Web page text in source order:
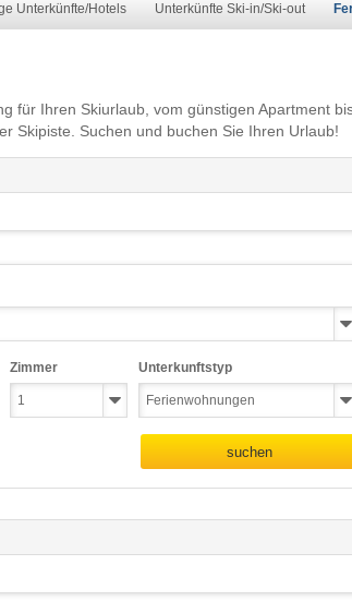
Unterkünfte/Hotels Unterkünfte Ski-in/Ski-out
für Ihren Skiurlaub, vom günstigen Apartment
Skipiste. Suchen und buchen Sie Ihren Urlaub!
Zimmer Unterkunftstyp
suchen